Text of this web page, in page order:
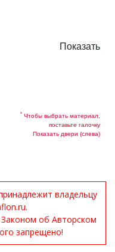
Показать
* Чтобы выбрать материал,
поставьте галочку
Показать двери (слева)
владельцу
об Авторском
запрещено!